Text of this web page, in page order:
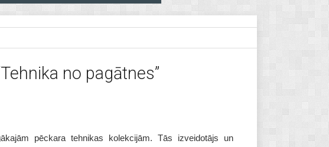
no pagātnes”
pēckara tehnikas kolekcijām. Tās izveidotājs un